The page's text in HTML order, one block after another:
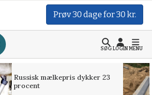
Prøv 30 dage for 30 kr.
SØGLOGINMENU
Russisk mælkepris dykker 23
procent